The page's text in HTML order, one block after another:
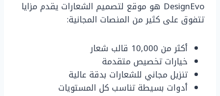
DesignEvo هو موقع لتصميم الشعارات يقدم مزايا
تتفوق على كثير من المنصات المجانية:
أكثر من 10,000 قالب شعار
خيارات تخصيص متقدمة
تنزيل مجاني للشعارات بدقة عالية
أدوات بسيطة تناسب كل المستويات